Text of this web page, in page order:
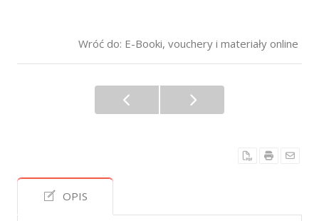
Wróć do: E-Booki, vouchery i materiały online
OPIS